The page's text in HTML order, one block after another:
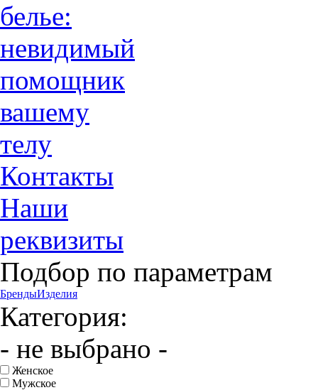
белье:
невидимый
помощник
вашему
телу
Контакты
Наши
реквизиты
Подбор по параметрам
БрендыИзделия
Категория:
- не выбрано -
Женское
Мужское